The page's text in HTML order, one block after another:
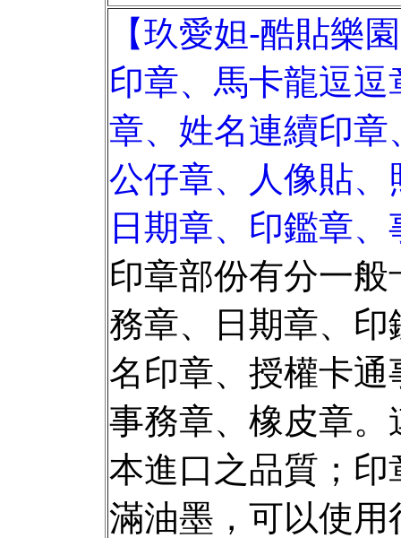
【玖愛妲-酷貼樂
印章、馬卡龍逗
章、姓名連續印
公仔章、人像貼
日期章、印鑑章、
印章部份有分一
務章、日期章、
名印章、授權卡
事務章、橡皮章
本進口之品質；
滿油墨，可以使